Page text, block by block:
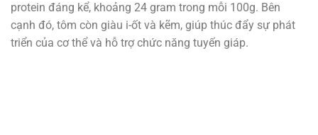
protein đáng kể, khoảng 24 gram trong mỗi 100g. Bên
cạnh đó, tôm còn giàu i-ốt và kẽm, giúp thúc đẩy sự phát
triển của cơ thể và hỗ trợ chức năng tuyến giáp.